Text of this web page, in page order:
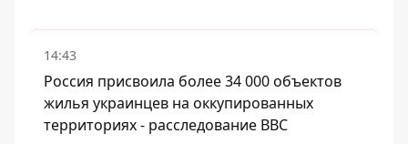
14:43
Россия присвоила более 34 000 объектов
жилья украинцев на оккупированных
территориях - расследование BBC